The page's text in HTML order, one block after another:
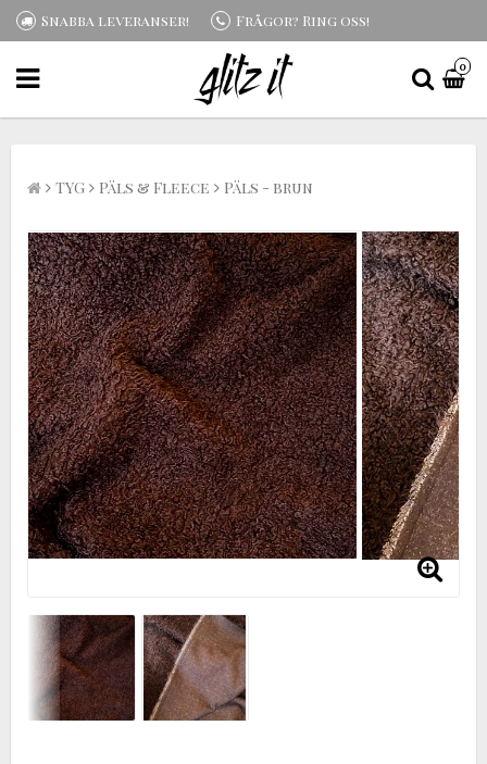
Snabba leveranser! Frågor? Ring oss!
0
TYG Päls & Fleece Päls - brun